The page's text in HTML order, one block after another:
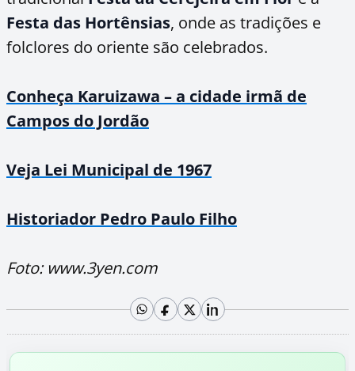
Festa das Hortênsias, onde as tradições e
folclores do oriente são celebrados.
Conheça Karuizawa – a cidade irmã de
Campos do Jordão
Veja Lei Municipal de 1967
Historiador Pedro Paulo Filho
Foto: www.3yen.com